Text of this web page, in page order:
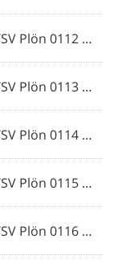
20230901 VfB Kiel - TSV Plön 0112 © 2023 Ismail Yesilyurt.jpg
20230901 VfB Kiel - TSV Plön 0113 © 2023 Ismail Yesilyurt.jpg
20230901 VfB Kiel - TSV Plön 0114 © 2023 Ismail Yesilyurt.jpg
20230901 VfB Kiel - TSV Plön 0115 © 2023 Ismail Yesilyurt.jpg
20230901 VfB Kiel - TSV Plön 0116 © 2023 Ismail Yesilyurt.jpg